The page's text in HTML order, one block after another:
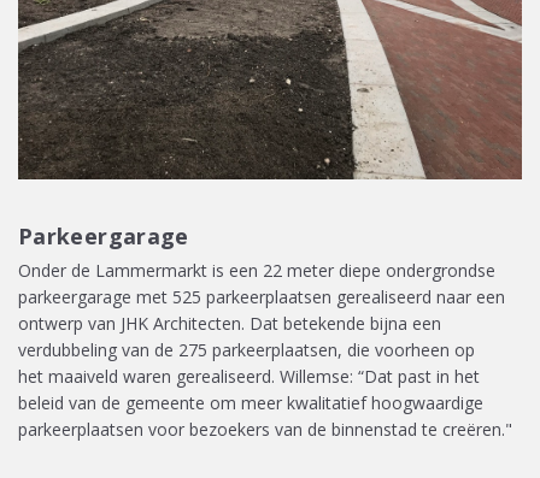
Parkeergarage
Onder de Lammermarkt is een 22 meter diepe ondergrondse
parkeergarage met 525 parkeerplaatsen gerealiseerd naar een
ontwerp van JHK Architecten. Dat betekende bijna een
verdubbeling van de 275 parkeerplaatsen, die voorheen op
het maaiveld waren gerealiseerd. Willemse: “Dat past in het
beleid van de gemeente om meer kwalitatief hoogwaardige
parkeerplaatsen voor bezoekers van de binnenstad te creëren."